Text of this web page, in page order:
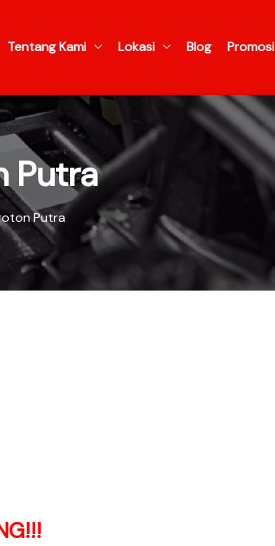
Tentang Kami Lokasi Blog Promosi
Putra
Putra